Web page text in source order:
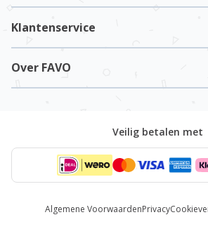
Klantenservice
Over FAVO
Algemene VoorwaardenPrivacy
Veilig betalen met